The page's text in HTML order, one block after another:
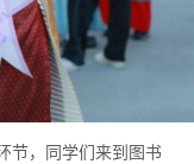
节，同学们来到图书